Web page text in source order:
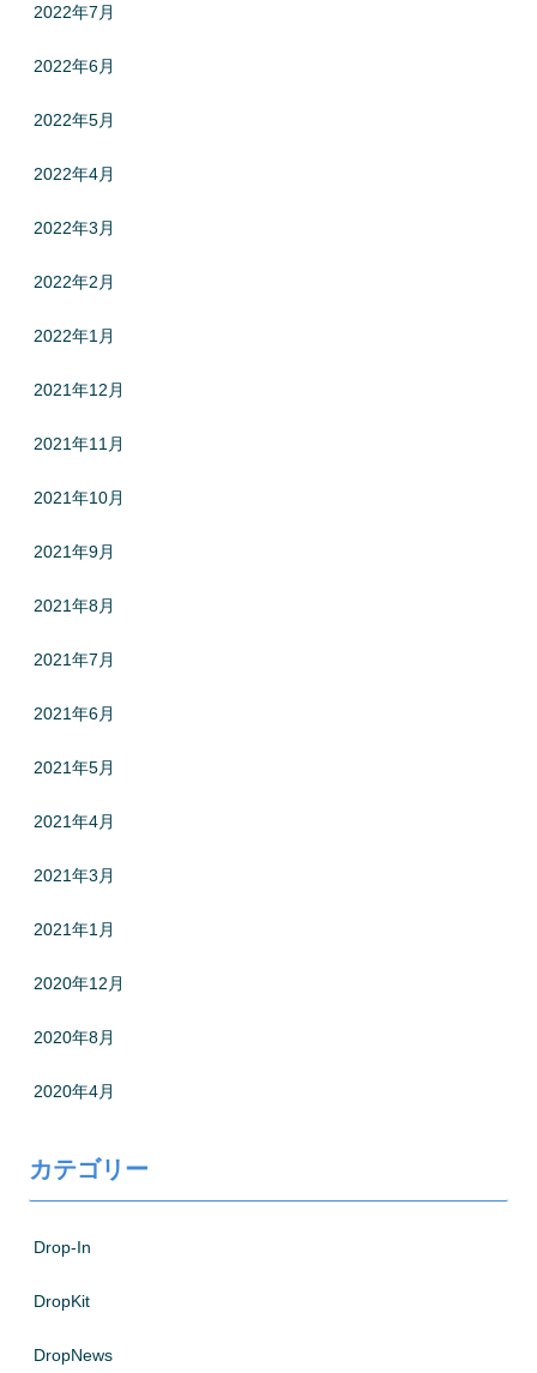
2022年7月
2022年6月
2022年5月
2022年4月
2022年3月
2022年2月
2022年1月
2021年12月
2021年11月
2021年10月
2021年9月
2021年8月
2021年7月
2021年6月
2021年5月
2021年4月
2021年3月
2021年1月
2020年12月
2020年8月
2020年4月
カテゴリー
Drop-In
DropKit
DropNews